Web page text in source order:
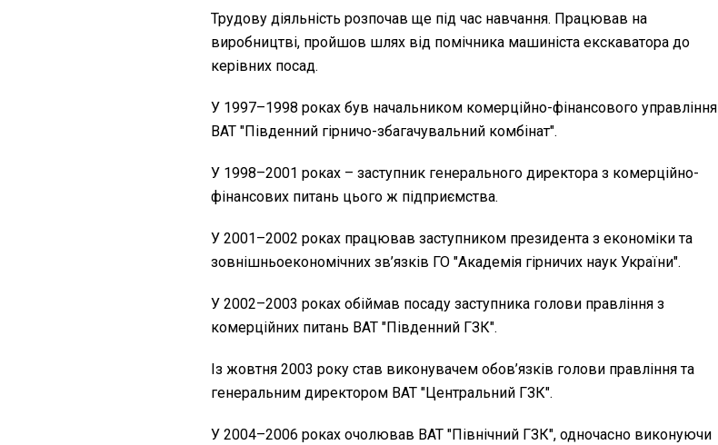
Трудову діяльність розпочав ще під час навчання. Працював на
виробництві, пройшов шлях від помічника машиніста екскаватора до
керівних посад.
У 1997–1998 роках був начальником комерційно-фінансового управління
ВАТ "Південний гірничо-збагачувальний комбінат".
У 1998–2001 роках – заступник генерального директора з комерційно-
фінансових питань цього ж підприємства.
У 2001–2002 роках працював заступником президента з економіки та
зовнішньоекономічних зв’язків ГО "Академія гірничих наук України".
У 2002–2003 роках обіймав посаду заступника голови правління з
комерційних питань ВАТ "Південний ГЗК".
Із жовтня 2003 року став виконувачем обов’язків голови правління та
генеральним директором ВАТ "Центральний ГЗК".
У 2004–2006 роках очолював ВАТ "Північний ГЗК", одночасно виконуючи